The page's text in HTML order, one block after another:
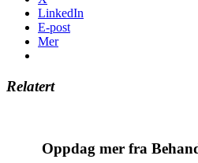
LinkedIn
E-post
Mer
Relatert
Oppdag mer fra